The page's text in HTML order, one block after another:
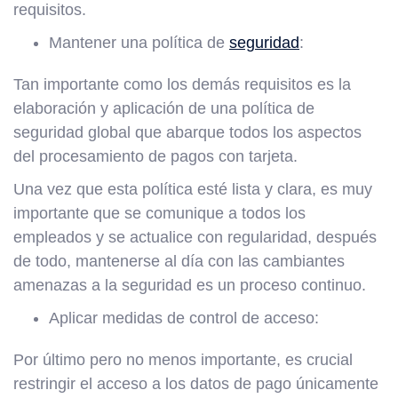
requisitos.
Mantener una política de seguridad:
Tan importante como los demás requisitos es la
elaboración y aplicación de una política de
seguridad global que abarque todos los aspectos
del procesamiento de pagos con tarjeta.
Una vez que esta política esté lista y clara, es muy
importante que se comunique a todos los
empleados y se actualice con regularidad, después
de todo, mantenerse al día con las cambiantes
amenazas a la seguridad es un proceso continuo.
Aplicar medidas de control de acceso:
Por último pero no menos importante, es crucial
restringir el acceso a los datos de pago únicamente